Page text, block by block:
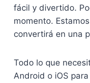
fácil y divertido.
momento.
convertirá en una
Todo lo que
Android o iOS